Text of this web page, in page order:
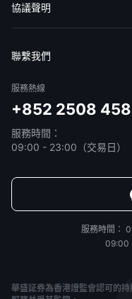
收費標準
交易工具
幫助中心
協議聲明
聯繫我們
服務熱線
+852 2508
服務時間：
09:00 - 23:00（交易日）
服務時間：
09:00
華盛証券為香港證監會認可的